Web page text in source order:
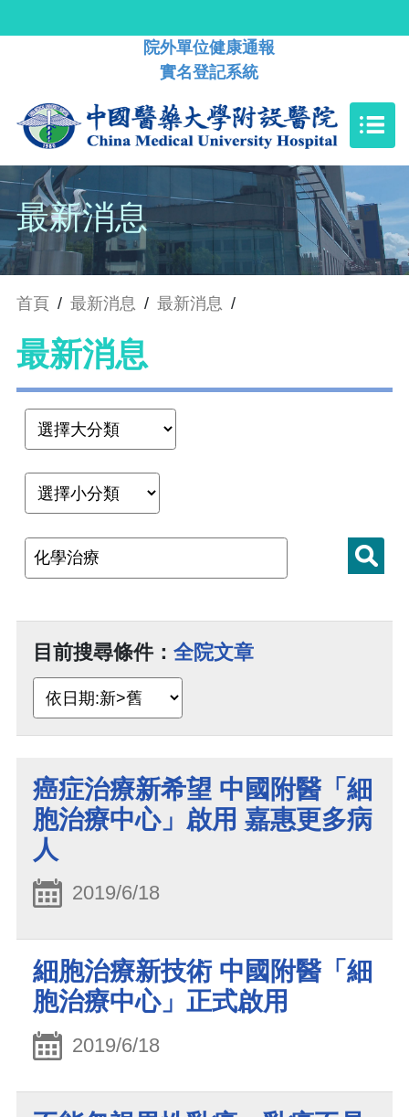
院外單位健康通報
實名登記系統
最新消息
首頁 / 最新消息 / 最新消息 /
最新消息
目前搜尋條件： 全院文章
癌症治療新希望 中國附醫「細
胞治療中心」啟用 嘉惠更多病
人
2019/6/18
細胞治療新技術 中國附醫「細
胞治療中心」正式啟用
2019/6/18